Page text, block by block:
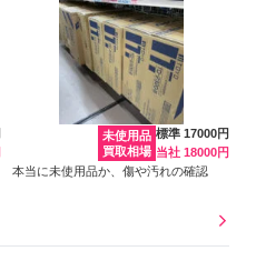
未使用品
買取相場
標準 17000円
当社 18000円
本当に未使用品か、傷や汚れの確認